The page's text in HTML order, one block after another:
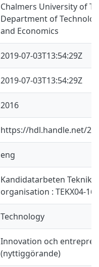
Chalmers University of
Department of
and Economics
2019-07-03T13:54:29Z
2019-07-03T13:54:29Z
2016
https://hdl.handle.net/
eng
Kandidatarbeten
organisation : TEKX04-
Technology
Innovation och
(nyttiggörande)